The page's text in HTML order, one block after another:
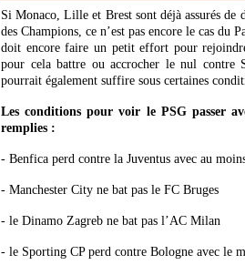
Si Monaco, Lille et Brest sont déjà assurés
des Champions, ce n’est pas encore le cas
doit encore faire un petit effort pour
pour cela battre ou accrocher le nul contre
pourrait également suffire sous certaines
Les conditions pour voir le PSG passer
remplies :
- Benfica perd contre la Juventus avec au
- Manchester City ne bat pas le FC Bruges
- le Dinamo Zagreb ne bat pas l’AC Milan
- le Sporting CP perd contre Bologne avec le